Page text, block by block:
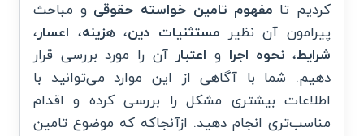
کردیم تا مفهوم تامین خواسته حقوقی و مباحث
پیرامون آن نظیر مستثنیات دین،هزینه، اعسار،
شرایط، نحوه اجرا و اعتبارآن را مورد بررسی قرار
دهیم. شما با آگاهی از این موارد می‌توانید با
اطلاعات بیشتری مشکل را بررسی کرده و اقدام
مناسب‌تری انجام دهید. ازآنجاکه که موضوع تامین